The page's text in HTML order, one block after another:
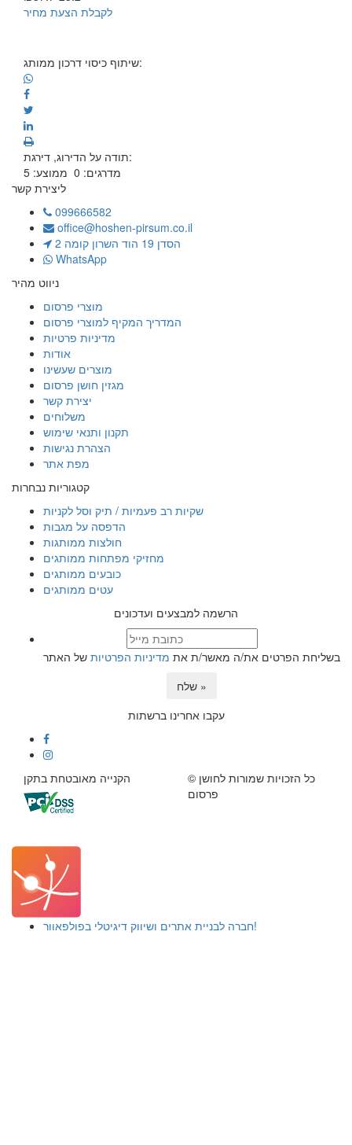
לקבלת הצעת מחיר
שיתוף כיסוי דרכון ממותג:
תודה על הדירוג, דירגת:
מדרגים: 0 ממוצע: 5
ליצירת קשר
099666582
office@hoshen-pirsum.co.il
הסדן 19 הוד השרון קומה 2
WhatsApp
ניווט מהיר
מוצרי פרסום
המדריך המקיף למוצרי פרסום
מדיניות פרטיות
אודות
מוצרים שעשינו
מגזין חושן פרסום
יצירת קשר
משלוחים
תקנון ותנאי שימוש
הצהרת נגישות
מפת אתר
קטגוריות נבחרות
שקיות רב פעמיות / תיק וסל לקניות
הדפסה על מגבות
חולצות ממותגות
מחזיקי מפתחות ממותגים
כובעים ממותגים
עטים ממותגים
הרשמה למבצעים ועדכונים
בשליחת הפרטים את/ה מאשר/ת את מדיניות הפרטיות של האתר
שלח »
עקבו אחרינו ברשתות
© כל הזכויות שמורות לחושן
פרסום
הקנייה מאובטחת בתקן
חברה לבניית אתרים ושיווק דיגיטלי בפולפאוור!